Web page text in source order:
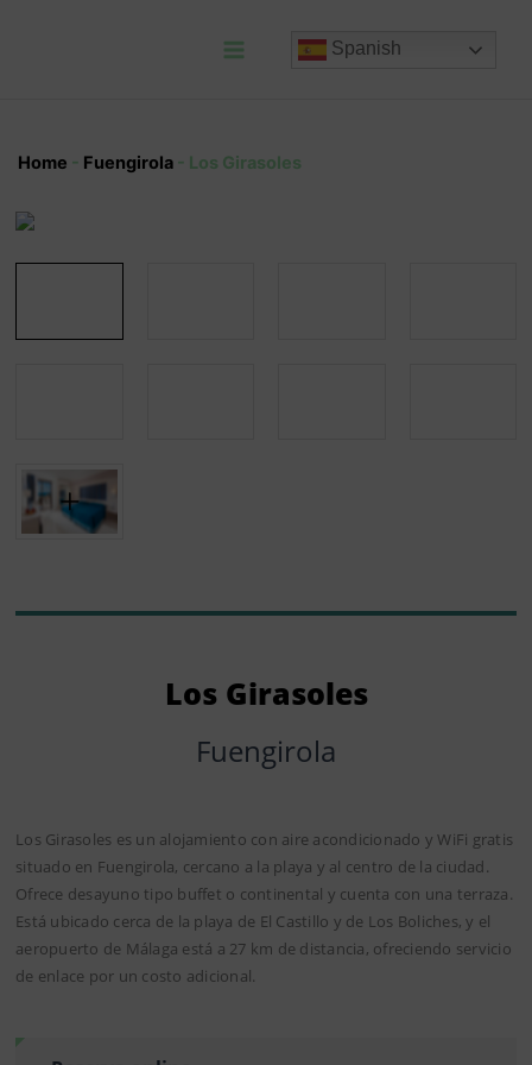
Spanish
Home - Fuengirola- Los Girasoles
Los Girasoles
Fuengirola
Los Girasoles es un alojamiento con aire acondicionado y WiFi gratis
situado en Fuengirola, cercano a la playa y al centro de la ciudad.
Ofrece desayuno tipo buffet o continental y cuenta con una terraza.
Está ubicado cerca de la playa de El Castillo y de Los Boliches, y el
aeropuerto de Málaga está a 27 km de distancia, ofreciendo servicio
de enlace por un costo adicional.